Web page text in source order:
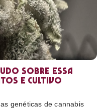
sobre essa
e cultivo
genéticas de cannabis